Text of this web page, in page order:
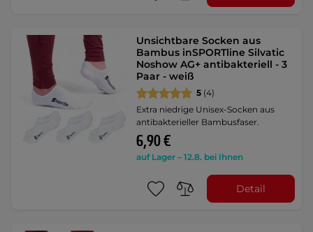
Unsichtbare Socken aus
Bambus inSPORTline Silvatic
Noshow AG+ antibakteriell - 3
Paar - weiß
5 (4)
Extra niedrige Unisex-Socken aus
antibakterieller Bambusfaser.
6,90 €
auf Lager – 12.8. bei Ihnen
Detail